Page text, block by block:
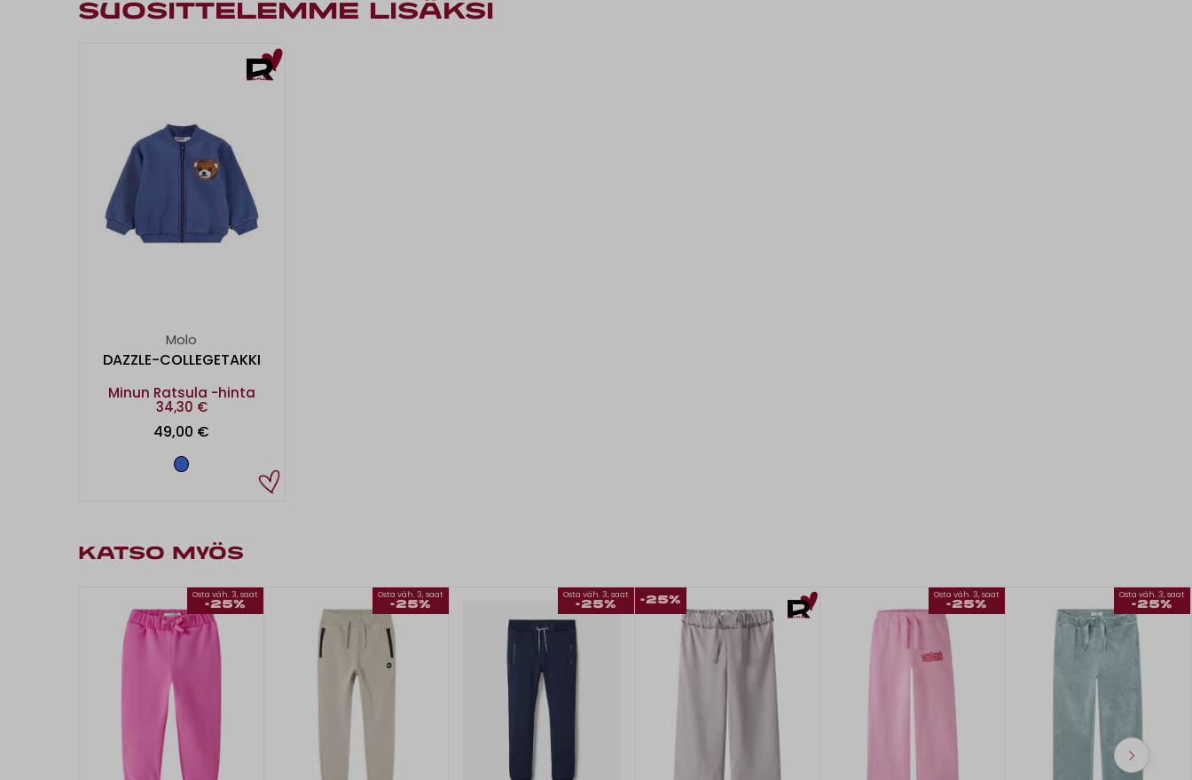
Suosittelemme lisäksi
Molo
DAZZLE-COLLEGETAKKI
Minun Ratsula -hinta
34,30 €
49,00 €
KATSO MYÖS
Osta väh. 3, saat
-25%
Osta väh. 3, saat
-25%
Osta väh. 3, saat
-25% -25%
Osta väh. 3, saat
-25%
Osta väh. 3, saat
-25%